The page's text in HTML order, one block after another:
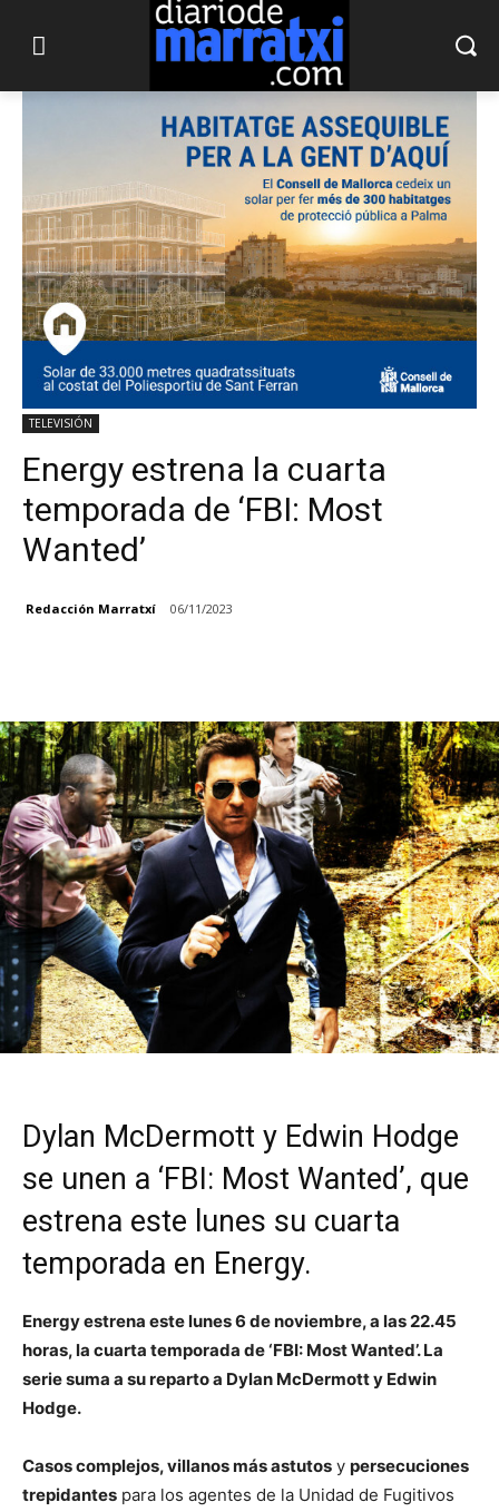
TELEVISIÓN
Energy estrena la cuarta
temporada de ‘FBI: Most
Wanted’
Redacción Marratxí 06/11/2023
Dylan McDermott y Edwin Hodge
se unen a ‘FBI: Most Wanted’, que
estrena este lunes su cuarta
temporada en Energy.
Energy estrena este lunes 6 de noviembre, a las 22.45
horas, la cuarta temporada de ‘FBI: Most Wanted’. La
serie suma a su reparto a Dylan McDermott y Edwin
Hodge.
Casos complejos, villanos más astutos y persecuciones
trepidantes para los agentes de la Unidad de Fugitivos